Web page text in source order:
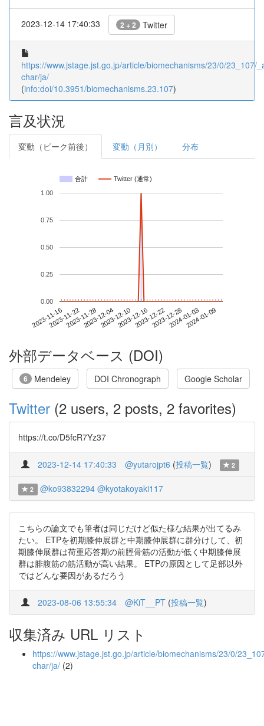
2023-12-14 17:40:33 2 + 2 Twitter
https://www.jstage.jst.go.jp/article/biomechanisms/23/0/23_107/
char/ja/
(info:doi/10.3951/biomechanisms.23.107)
言及状況
変動（ピーク前後） 変動（月別） 分布
合計 Twitter (通常)
2023-11-162023-11-222023-11-282023-12-042023-12-102023-12-162023-12-222023-12-282024-01-032024-01-09
0.00
0.25
0.50
0.75
1.00
外部データベース (DOI)
6 Mendeley DOI Chronograph Google Scholar
Twitter (2 users, 2 posts, 2 favorites)
https://t.co/D5fcR7Yz37
2023-12-14 17:40:33 @yutarojpt6 (投稿一覧) 2
2 @ko93832294 @kyotakoyaki117
こちらの論文でも筆者は同じだけど似た様な結果が出てるみ
たい。 ETPを初期膝伸展群と中期膝伸展群に群分けして、初
期膝伸展群は荷重応答期の前脛骨筋の活動が低く中期膝伸展
群は腓腹筋の筋活動が高い結果。 ETPの原因として足部以外
ではどんな要因があるだろう
2023-08-06 13:55:34 @KiT__PT (投稿一覧)
収集済み URL リスト
https://www.jstage.jst.go.jp/article/biomechanisms/23/0/
char/ja/ (2)